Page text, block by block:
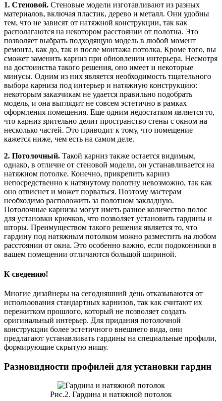
1. Стеновой. Стеновые модели изготавливают из разных
материалов, включая пластик, дерево и металл. Они удобны
тем, что не зависят от натяжной конструкции, так как
располагаются на некотором расстоянии от полотна. Это
позволяет выбрать подходящую модель в любой момент
ремонта, как до, так и после монтажа потолка. Кроме того, вы
сможет заменить карниз при обновлении интерьера. Несмотря
на достоинства такого решения, оно имеет и некоторые
минусы. Одним из них является необходимость тщательного
выбора карниза под интерьер и натяжную конструкцию:
некоторым заказчикам не удается правильно подобрать
модель, и она выглядит не совсем эстетично в рамках
оформления помещения. Еще одним недостатком является то,
что карниз зрительно делит пространство стены с окном на
несколько частей. Это приводит к тому, что помещение
кажется ниже, чем есть на самом деле.
2. Потолочный. Такой карниз также остается видимым,
однако, в отличие от стеновой модели, он устанавливается на
натяжном потолке. Конечно, прикрепить карниз
непосредственно к натянутому полотну невозможно, так как
оно отвиснет и может порваться. Поэтому мастерам
необходимо расположить за полотном закладную.
Потолочные карнизы могут иметь разное количество полос
для установки крючков, что позволяет установить гардины и
шторы. Преимуществом такого решения является то, что
гардину под натяжным потолком можно разместить на любом
расстоянии от окна. Это особенно важно, если подоконники в
вашем помещении отличаются большой шириной.
К сведению!
Многие дизайнеры на сегодняшний день отказываются от
использования стандартных карнизов, так как считают их
пережитком прошлого, который не позволяет создать
оригинальный интерьер. Для придания потолочной
конструкции более эстетичного внешнего вида, они
предлагают устанавливать гардины на специальные профили,
формирующие скрытую нишу.
Разновидности профилей для установки гардин
Рис.2. Гардина и натяжной потолок